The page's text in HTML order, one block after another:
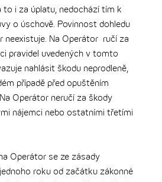
to i za úplatu, nedochází tím k
o úschově. Povinnost dohledu
neexistuje. Na Operátor ručí za
pravidel uvedených v tomto
nahlásit škodu neprodleně,
případě před opuštěním
Operátor neručí za škody
nájemci nebo ostatními třetími
Operátor se ze zásady
roku od začátku zákonné